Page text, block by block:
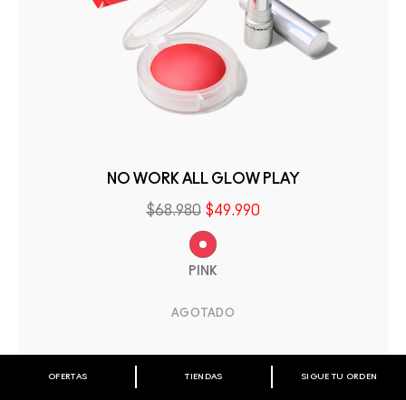
NO WORK ALL GLOW PLAY
$68.980 $49.990
PINK
AGOTADO
BIENVENIDO A M·A·C COSMETICS
OFERTAS TIENDAS SIGUE TU ORDEN